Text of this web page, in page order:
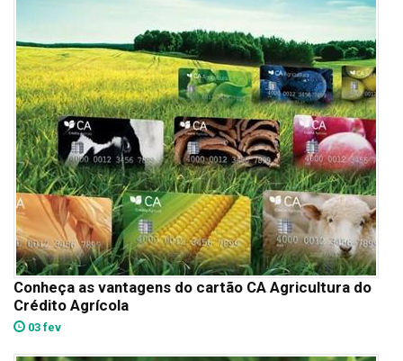
Conheça as vantagens do cartão CA Agricultura do
Crédito Agrícola
03 fev